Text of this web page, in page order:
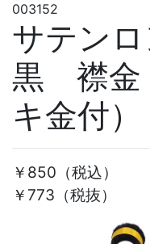
003152
サテン
黒 襟金
キ金付）
￥850 （税込）
￥773（税抜）